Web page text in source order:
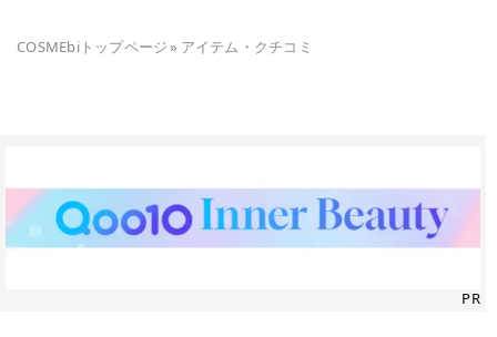
COSMEbiトップページ» アイテム・クチコミ
PR